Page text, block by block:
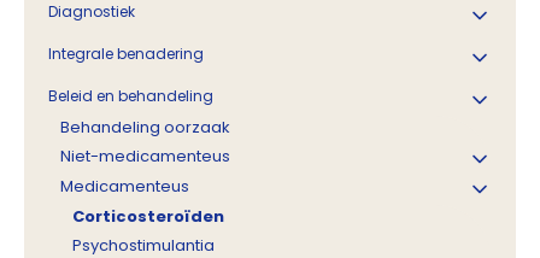
Diagnostiek
Integrale benadering
Beleid en behandeling
Behandeling oorzaak
Niet-medicamenteus
Medicamenteus
Corticosteroïden
Psychostimulantia